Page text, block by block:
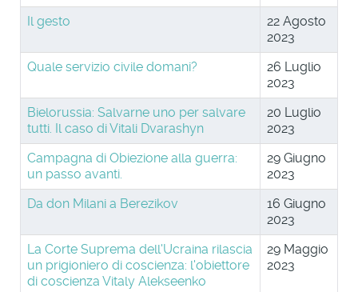
Il gesto
22 Agosto
2023
Quale servizio civile domani?
26 Luglio
2023
Bielorussia: Salvarne uno per salvare
tutti. Il caso di Vitali Dvarashyn
20 Luglio
2023
Campagna di Obiezione alla guerra:
un passo avanti.
29 Giugno
2023
Da don Milani a Berezikov
16 Giugno
2023
La Corte Suprema dell'Ucraina rilascia
un prigioniero di coscienza: l'obiettore
di coscienza Vitaly Alekseenko
29 Maggio
2023